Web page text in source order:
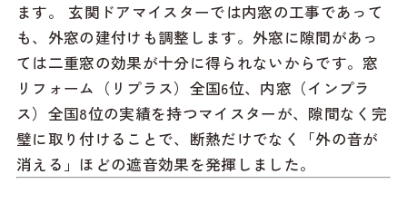
ます。 玄関ドアマイスターでは内窓の工事であって
も、外窓の建付けも調整します。外窓に隙間があっ
ては二重窓の効果が十分に得られないからです。窓
リフォーム（リプラス）全国6位、内窓（インプラ
ス）全国8位の実績を持つマイスターが、隙間なく完
璧に取り付けることで、断熱だけでなく「外の音が
消える」ほどの遮音効果を発揮しました。